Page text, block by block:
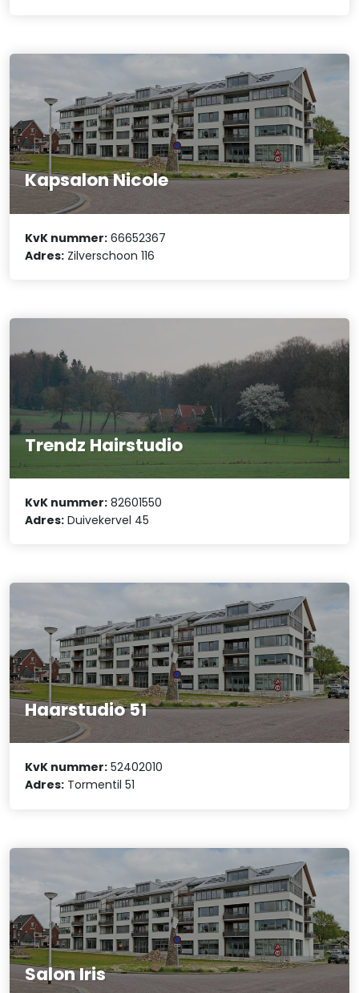
Kapsalon Nicole
KvK nummer: 66652367
Adres: Zilverschoon 116
Trendz Hairstudio
KvK nummer: 82601550
Adres: Duivekervel 45
Haarstudio 51
KvK nummer: 52402010
Adres: Tormentil 51
Salon Iris